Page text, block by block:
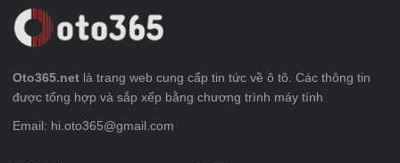
Oto365.net là trang web cung cấp tin tức về ô tô. Các thông tin
được tổng hợp và sắp xếp bằng chương trình máy tính
Email: hi.oto365@gmail.com